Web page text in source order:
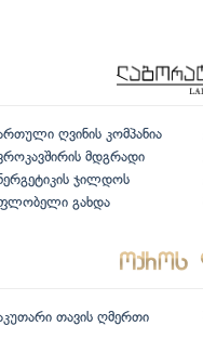
ღვინის კომპანია
მდგრადი
ჯილდოს
გახდა
თავის ღმერთი